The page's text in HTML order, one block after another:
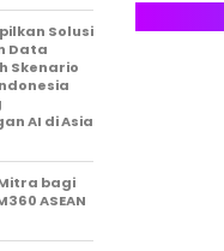
Solusi
Data
Skenario
AI di Asia
bagi
ASEAN